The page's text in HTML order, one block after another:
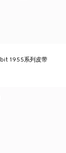
1955系列皮带